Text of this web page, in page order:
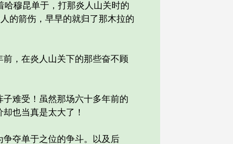
穆昆单于，打那炎人山关时的
的箭伤，早早的就归了那木拉的
，在炎人山关下的那些奋不顾
难受！虽然那场六十多年前的
也当真是太大了！
夺单于之位的争斗。以及后